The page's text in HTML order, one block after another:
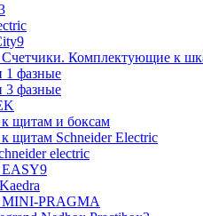
Комплектующие к
1 фазные
3 фазные
щитам и боксам
щитам Schneider Electric
electric
EASY9
MINI-PRAGMA